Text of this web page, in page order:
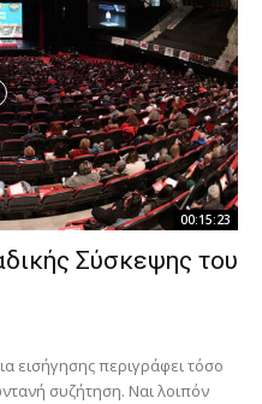
00:15:23
Σύσκεψης του
εισήγησης περιγράφει τόσο
συζήτηση. Ναι λοιπόν